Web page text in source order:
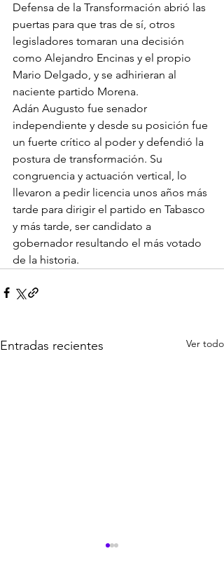
Defensa de la Transformación abrió las
puertas para que tras de sí, otros
legisladores tomaran una decisión
como Alejandro Encinas y el propio
Mario Delgado, y se adhirieran al
naciente partido Morena.
Adán Augusto fue senador
independiente y desde su posición fue
un fuerte crítico al poder y defendió la
postura de transformación. Su
congruencia y actuación vertical, lo
llevaron a pedir licencia unos años más
tarde para dirigir el partido en Tabasco
y más tarde, ser candidato a
gobernador resultando el más votado
de la historia.
Entradas recientes Ver todo